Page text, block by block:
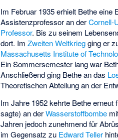
Im Februar 1935 erhielt Bethe eine
Assistenzprofessor an derCornell-
Professor. Bis zu seinem
dort. ImZweiten Weltkriegging er
Massachusetts Institute of
Ein Sommersemester lang war
Anschließend ging Bethe an das
Theoretischen Abteilung an der
Im Jahre 1952 kehrte Bethe
sagte) an derWasserstoffbombe
Jahren jedoch zunehmend für
im Gegensatz zu Edward Teller